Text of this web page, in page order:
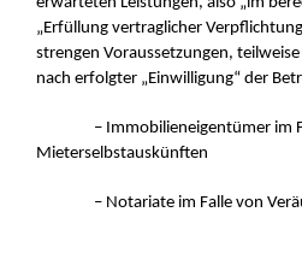
„Erfüllung vertraglicher
strengen Voraussetzungen,
nach erfolgter „Einwilligung“ der
– Immobilieneigentümer im
Mieterselbstauskünften
– Notariate im Falle von